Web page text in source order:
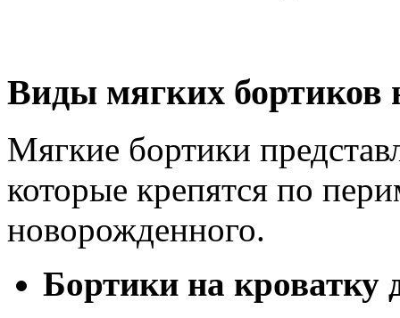
Виды мягких бортиков
Мягкие бортики
которые крепятся по
новорожденного.
Бортики на кроватку